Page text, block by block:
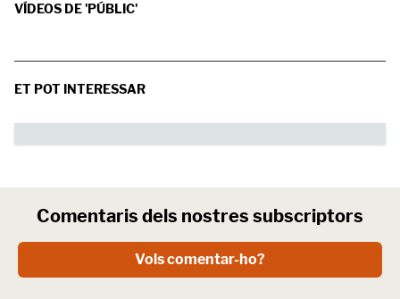
VÍDEOS DE 'PÚBLIC'
ET POT INTERESSAR
Comentaris dels nostres subscriptors
Vols comentar-ho?